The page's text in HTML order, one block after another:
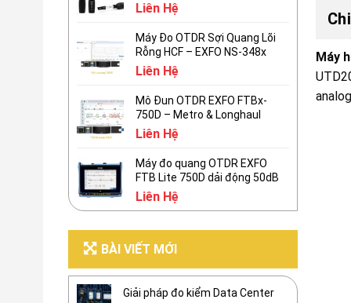
Máy
Liên Hệ
Máy Đo OTDR Sợi Quang Lõi
Rỗng HCF – EXFO NS-348x
Liên Hệ
Mô Đun OTDR EXFO FTBx-
750D – Metro & Longhaul
Liên Hệ
Máy đo quang OTDR EXFO
FTB Lite 750D dải động 50dB
Liên Hệ
BÀI VIẾT MỚI
Giải pháp đo kiểm Data Center